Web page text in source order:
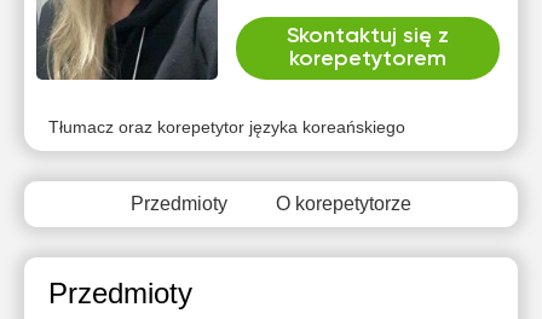
Skontaktuj się z
korepetytorem
Tłumacz oraz korepetytor języka koreańskiego
Przedmioty O korepetytorze
Przedmioty
9
10
11
12
13
Brak
dostępnych
terminów
Brak
dostępnych
terminów
Brak
dostępnych
terminów
Brak
dostępnych
terminów
Brak
dostępnych
terminów
Brak
terminów